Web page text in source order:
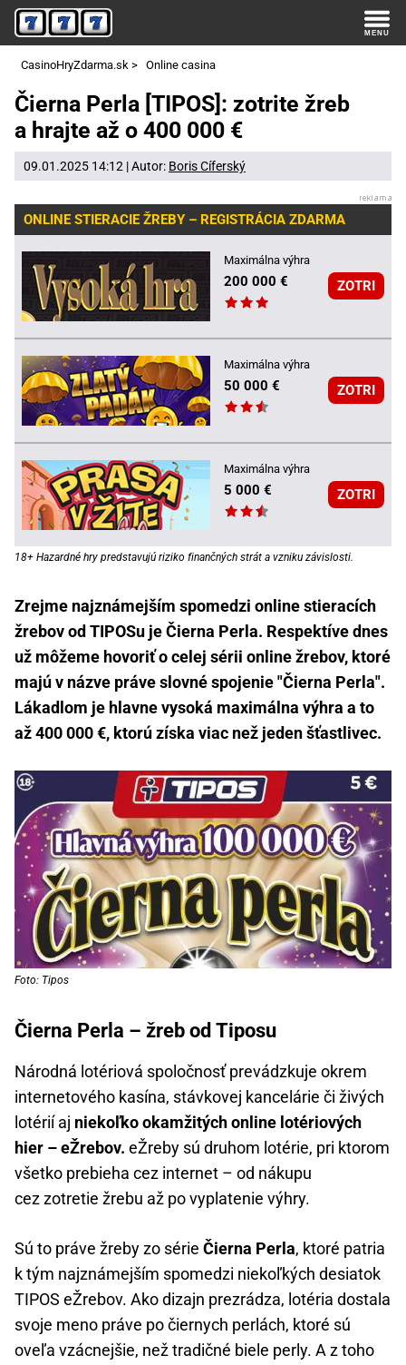
CasinoHryZdarma.sk > Online casina
Čierna Perla [TIPOS]: zotrite žreb
a hrajte až o 400 000 €
09.01.2025 14:12 | Autor: Boris Cíferský
ONLINE STIERACIE ŽREBY – REGISTRÁCIA ZDARMA
Maximálna výhra
200 000 € ZOTRI
Maximálna výhra
50 000 € ZOTRI
Maximálna výhra
5 000 € ZOTRI
18+ Hazardné hry predstavujú riziko finančných strát a vzniku závislosti.
Zrejme najznámejším spomedzi online stieracích
žrebov od TIPOSu je Čierna Perla. Respektíve dnes
už môžeme hovoriť o celej sérii online žrebov, ktoré
majú v názve práve slovné spojenie "Čierna Perla".
Lákadlom je hlavne vysoká maximálna výhra a to
až 400 000 €, ktorú získa viac než jeden šťastlivec.
Foto: Tipos
Čierna Perla – žreb od Tiposu
Národná lotériová spoločnosť prevádzkuje okrem
internetového kasína, stávkovej kancelárie či živých
lotérií aj niekoľko okamžitých online lotériových
hier – eŽrebov. eŽreby sú druhom lotérie, pri ktorom
všetko prebieha cez internet – od nákupu
cez zotretie žrebu až po vyplatenie výhry.
Sú to práve žreby zo série Čierna Perla, ktoré patria
k tým najznámejším spomedzi niekoľkých desiatok
TIPOS eŽrebov. Ako dizajn prezrádza, lotéria dostala
svoje meno práve po čiernych perlách, ktoré sú
oveľa vzácnejšie, než tradičné biele perly. A z toho